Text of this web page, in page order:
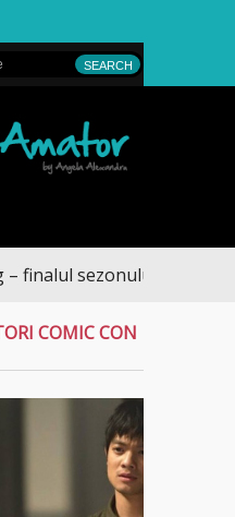
finalul sezonului 4, pe Diva
COMIC CON